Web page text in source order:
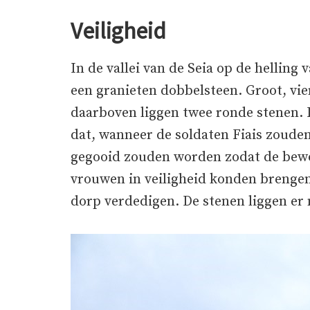
Veiligheid
In de vallei van de Seia op de
een granieten dobbelsteen. Groot,
daarboven liggen twee ronde
dat, wanneer de soldaten Fiais
gegooid zouden worden zodat de
vrouwen in veiligheid konden
dorp verdedigen. De stenen liggen